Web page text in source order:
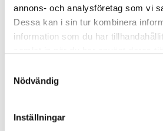
annons- och analysföretag som vi
Dessa kan i sin tur kombinera
information som du har
Nödvändig
Inställningar